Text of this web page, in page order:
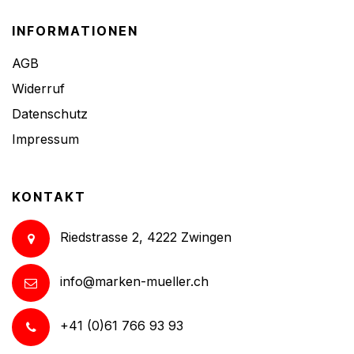
INFORMATIONEN
AGB
Widerruf
Datenschutz
Impressum
KONTAKT
Riedstrasse 2, 4222 Zwingen
info@marken-mueller.ch
+41 (0)61 766 93 93